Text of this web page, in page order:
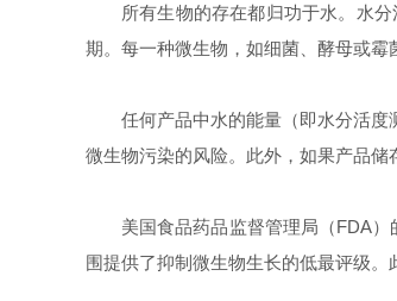
所有生物的存在都归功于水。 水分
期。每一种微生物，如细菌、酵母或
任何产品中水的能量（即水分活度
微生物污染的风险。此外，如果产品储
美国食品药品监督管理局（FDA）
围提供了抑制微生物生长的低最评级。